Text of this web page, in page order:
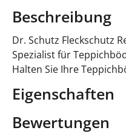
Beschreibung
Dr. Schutz Fleckschutz
Spezialist für
Halten Sie Ihre
Eigenschaften
Bewertungen